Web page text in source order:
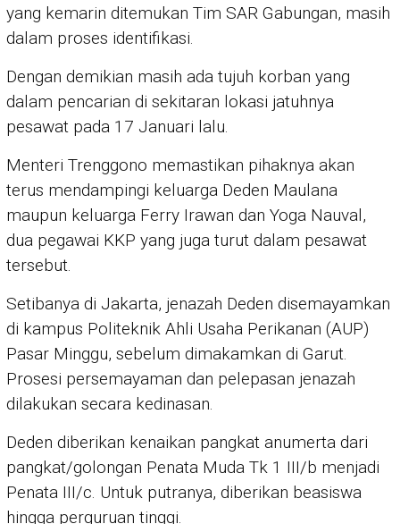
yang kemarin ditemukan Tim SAR Gabungan, masih
dalam proses identifikasi.
Dengan demikian masih ada tujuh korban yang
dalam pencarian di sekitaran lokasi jatuhnya
pesawat pada 17 Januari lalu.
Menteri Trenggono memastikan pihaknya akan
terus mendampingi keluarga Deden Maulana
maupun keluarga Ferry Irawan dan Yoga Nauval,
dua pegawai KKP yang juga turut dalam pesawat
tersebut.
Setibanya di Jakarta, jenazah Deden disemayamkan
di kampus Politeknik Ahli Usaha Perikanan (AUP)
Pasar Minggu, sebelum dimakamkan di Garut.
Prosesi persemayaman dan pelepasan jenazah
dilakukan secara kedinasan.
Deden diberikan kenaikan pangkat anumerta dari
pangkat/golongan Penata Muda Tk 1 III/b menjadi
Penata III/c. Untuk putranya, diberikan beasiswa
hingga perguruan tinggi.